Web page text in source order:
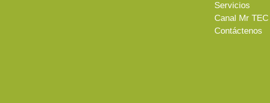
Servicios
Canal Mr TEC
Contáctenos